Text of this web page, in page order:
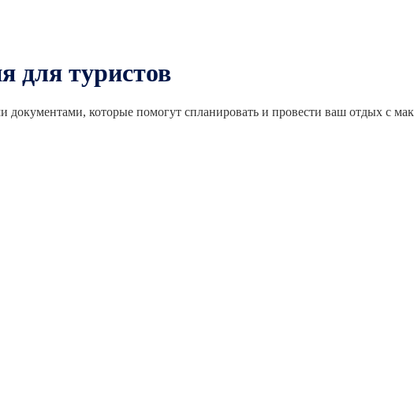
для туристов
документами, которые помогут спланировать и провести ваш отдых с